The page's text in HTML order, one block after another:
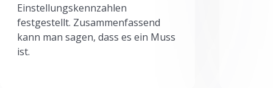
Einstellungskennzahlen
festgestellt. Zusammenfassend
kann man sagen, dass es ein Muss
ist.